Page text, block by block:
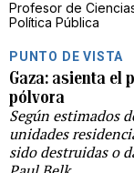
Profesor de
Política Pública
PUNTO DE VISTA
Gaza: asienta el
pólvora
Según estimados
unidades
sido destruidas o